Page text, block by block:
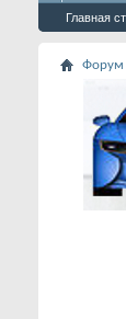
Главная
Форум